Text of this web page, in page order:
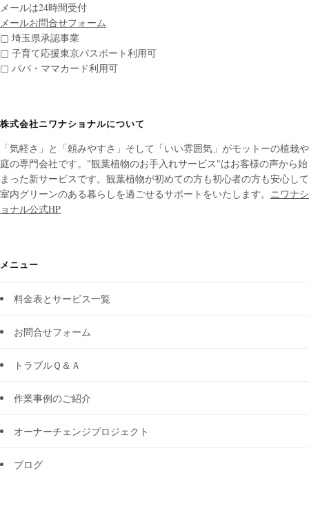
メールは24時間受付
メールお問合せフォーム
▢ 埼玉県承認事業
▢ 子育て応援東京パスポート利用可
▢ パパ・ママカード利用可
株式会社ニワナショナルについて
「気軽さ」と「頼みやすさ」そして「いい雰囲気」がモットーの植栽や
庭の専門会社です。"観葉植物のお手入れサービス"はお客様の声から始
まった新サービスです。観葉植物が初めての方も初心者の方も安心して
室内グリーンのある暮らしを過ごせるサポートをいたします。 ニワナシ
ョナル公式HP
メニュー
料金表とサービス一覧
お問合せフォーム
トラブルＱ＆Ａ
作業事例のご紹介
オーナーチェンジプロジェクト
ブログ